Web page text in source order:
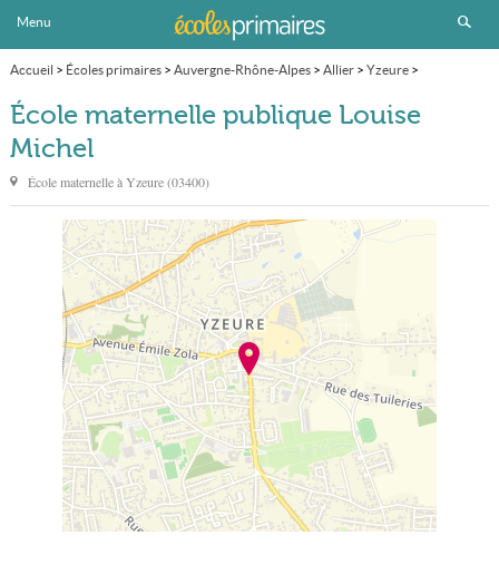
Menu
Accueil > Écoles primaires> Auvergne-Rhône-Alpes> Allier> Yzeure>
École maternelle publique Louise Michel
École maternelle publique Louise
Michel
École maternelle àYzeure(03400)